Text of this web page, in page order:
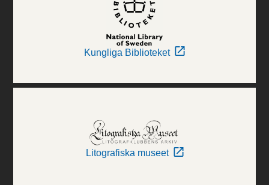
Kungliga Biblioteket
Litografiska museet